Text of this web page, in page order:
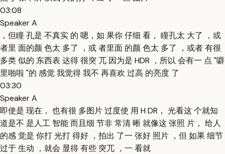
03:08
Speaker A
，但瞳 孔是 不真实 的 嗯，如 果你 仔细 看， 瞳孔太 大了 ，或
者里 面的颜 色太 多了 ，或 者里面 的颜 色太 多了 ，或者 有很
多类 似的 东西表 达得 很突 兀 因为是 HDR ，所以 会有一 点 "噼
里啪啦 "的 感觉 我觉得 我不 再喜欢 过高 的亮度 了
03:30
Speaker A
即使是 现在， 也有很 多图片 过度使 用 H DR， 光看这 个就知
道是不 是人工 智能 而且细 节非 常清 晰 就像这 张照 片， 给人
的感 觉是 你打 光打 得好 ，拍出 了一 张好 照片 ，但 如果 细节
过于 生动 ，就会 显得 有些 突兀 ，一 看就